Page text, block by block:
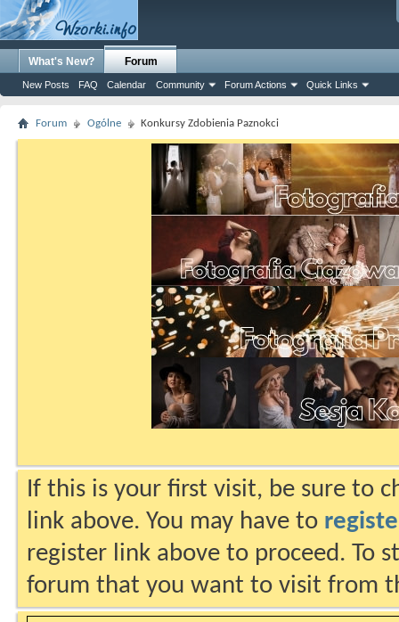
What's New? Forum
New Posts FAQ Calendar Community Forum Actions Quick Links
Forum Ogólne Konkursy Zdobienia Paznokci
If this is your first visit, be sure to
link above. You may have to
register link above to proceed. To
forum that you want to visit from